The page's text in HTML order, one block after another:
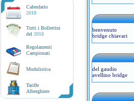
Calendario
2018
Tutti i Bollettini
del 2018
Regolamenti
Campionati
Modulistica
Tariffe
Alberghiere
benvenuto
bridge chiavari
del gaudio
avellino bridge